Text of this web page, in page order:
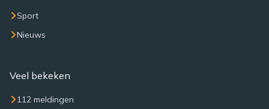
Sport
Nieuws
Veel bekeken
112 meldingen